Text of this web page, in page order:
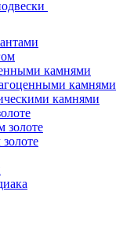
камнями
камнями
камнями
золоте